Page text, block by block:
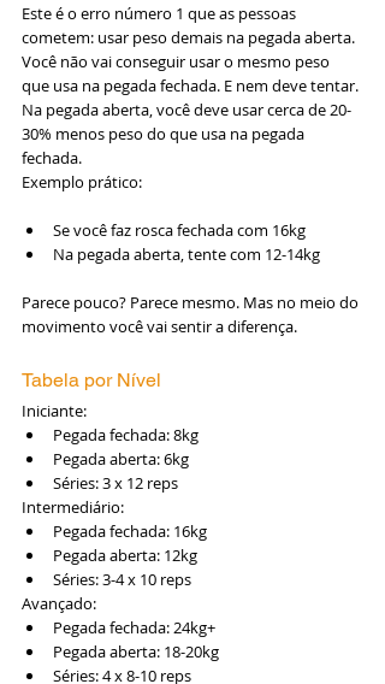
Este é o erro número 1 que as pessoas
cometem: usar peso demais na pegada aberta.
Você não vai conseguir usar o mesmo peso
que usa na pegada fechada. E nem deve tentar.
Na pegada aberta, você deve usar cerca de 20-
30% menos peso do que usa na pegada
fechada.
Exemplo prático:
Se você faz rosca fechada com 16kg
Na pegada aberta, tente com 12-14kg
Parece pouco? Parece mesmo. Mas no meio do
movimento você vai sentir a diferença.
Tabela por Nível
Iniciante:
Pegada fechada: 8kg
Pegada aberta: 6kg
Séries: 3 x 12 reps
Intermediário:
Pegada fechada: 16kg
Pegada aberta: 12kg
Séries: 3-4 x 10 reps
Avançado:
Pegada fechada: 24kg+
Pegada aberta: 18-20kg
Séries: 4 x 8-10 reps